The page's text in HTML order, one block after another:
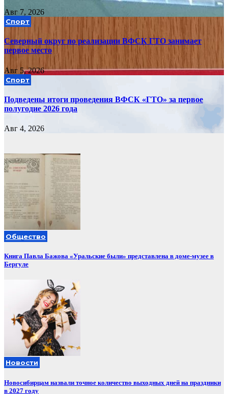
Авг 7, 2026
Спорт
Северный округ по реализации ВФСК ГТО занимает
первое место
Авг 5, 2026
Спорт
Подведены итоги проведения ВФСК «ГТО» за первое
полугодие 2026 года
Авг 4, 2026
Общество
Книга Павла Бажова «Уральские были» представлена в доме-музее в
Бергуле
Новости
Новосибирцам назвали точное количество выходных дней на праздники
в 2027 году